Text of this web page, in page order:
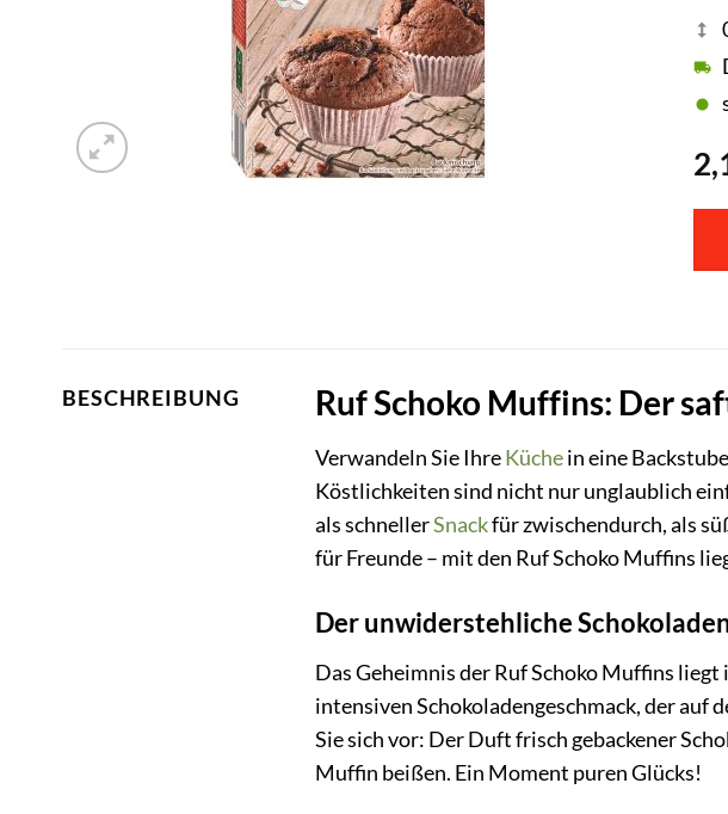
BESCHREIBUNG Ruf Schoko Muffins: Der
Verwandeln Sie IhreKüchein eine
Köstlichkeiten sind nicht nur unglaublich
als schnellerSnackfür zwischendurch, als
für Freunde – mit den Ruf Schoko Muffins
Der unwiderstehliche
Das Geheimnis der Ruf Schoko Muffins
intensiven Schokoladengeschmack, der auf
Sie sich vor: Der Duft frisch gebackener
Muffin beißen. Ein Moment puren Glücks!